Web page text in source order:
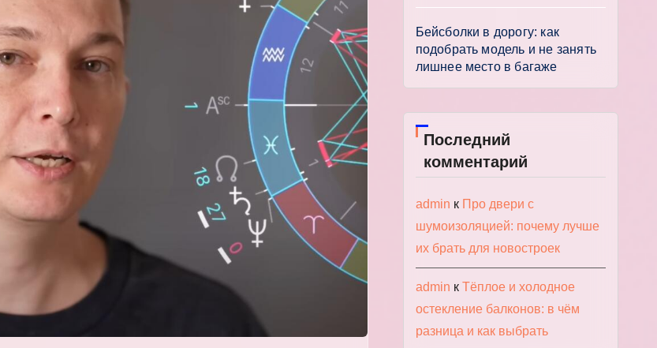
Бейсболки в дорогу: как
подобрать модель и не занять
лишнее место в багаже
Последний
комментарий
admin к Про двери с
шумоизоляцией: почему лучше
их брать для новостроек
admin к Тёплое и холодное
остекление балконов: в чём
разница и как выбрать